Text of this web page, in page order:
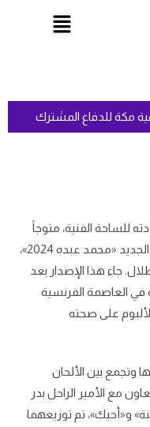
مكة للدفاع المشترك
للساحة الفنية، متوجاً
تعافيه من أزمته الصحية بإطلاق ألبومه الجديد «محمد عبده 2024»،
جاء هذا الإصدار بعد
العاصمة الفرنسية
على صحته
وتجمع بين الألحان
مع الأمير الراحل بدر
«المدينة» و«أحبك»، تم توزيعهما